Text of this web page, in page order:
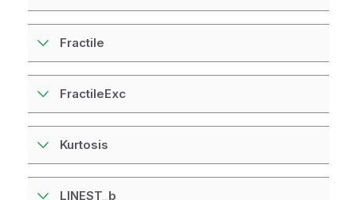
Fractile
FractileExc
Kurtosis
LINEST_b